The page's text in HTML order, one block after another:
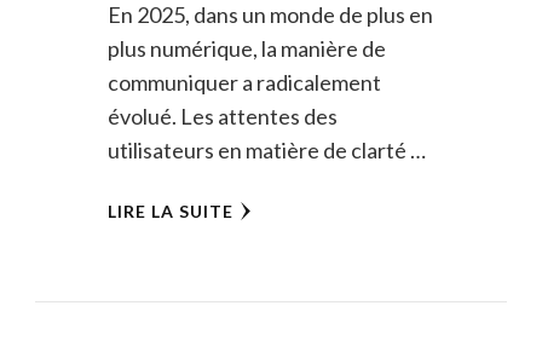
En 2025, dans un monde de plus en
plus numérique, la manière de
communiquer a radicalement
évolué. Les attentes des
utilisateurs en matière de clarté …
LIRE LA SUITE